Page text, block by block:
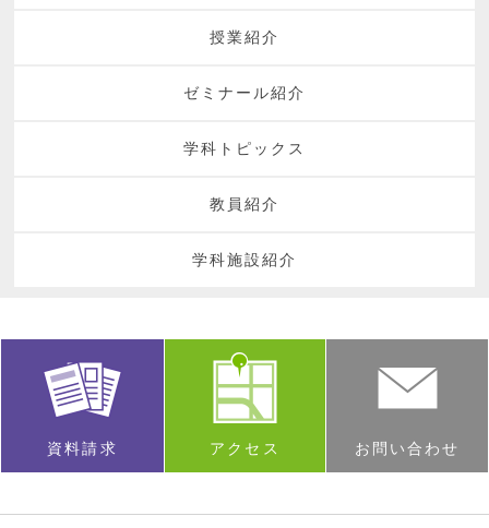
授業紹介
ゼミナール紹介
学科トピックス
教員紹介
学科施設紹介
資料請求 アクセス お問い合わせ